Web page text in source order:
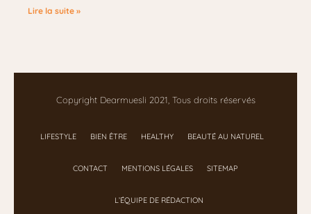
Lire la suite »
Copyright Dearmuesli 2021, Tous droits réservés
LIFESTYLE BIEN ÊTRE HEALTHY BEAUTÉ AU NATUREL
CONTACT MENTIONS LÉGALES SITEMAP
L’ÉQUIPE DE RÉDACTION